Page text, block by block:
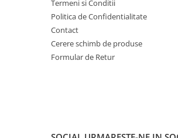
Termeni si Conditii
Politica de Confidentialitate
Contact
Cerere schimb de produse
Formular de Retur